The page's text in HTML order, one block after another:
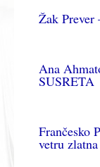
Žak
Ana
SUSRETA
Frančesko
vetru